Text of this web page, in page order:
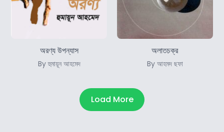
অরণ্য উপন্যাস
By হুমায়ূন আহমেদ
অলাতচক্র
By আহমদ ছফা
Load More